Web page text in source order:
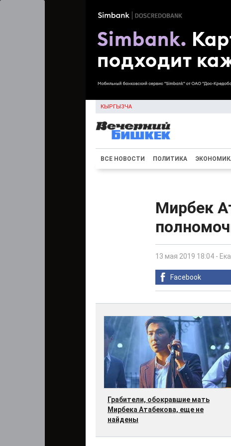
КЫРГЫЗЧА
ВСЕ НОВОСТИ ПОЛИТИКА
Мирбек
13 мая 2019 18:04 -
Facebook
Грабители, обокравшие мать
Мирбека Атабекова, еще не
найдены